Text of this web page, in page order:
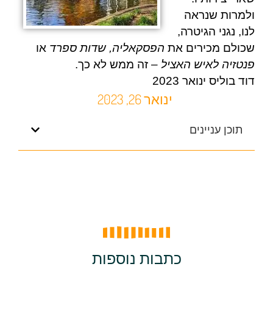
ינואר 26, 2023
תוכן עניינים
ולמרות שנראה
לנו, נגני הגיטרה,
שכולם מכירים את הפסקאליה, שדות ספרד או
פנטזיה לאיש האציל – זה ממש לא כך.
דוד בוליס ינואר 2023
כתבות נוספות